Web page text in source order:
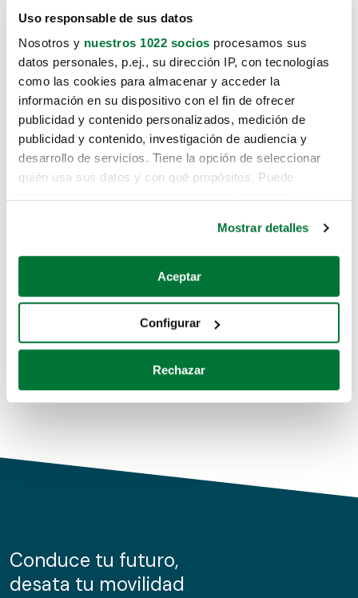
Uso responsable de sus datos
Nosotros y nuestros 1022 socios procesamos sus
datos personales, p.ej., su dirección IP, con tecnologías
como las cookies para almacenar y acceder la
información en su dispositivo con el fin de ofrecer
publicidad y contenido personalizados, medición de
publicidad y contenido, investigación de audiencia y
desarrollo de servicios. Tiene la opción de seleccionar
quién usa sus datos y con qué propósitos. Puede
Si lo permite, también quisiéramos:
Recopilar información sobre su ubicación geográfica
Identificar su dispositivo analizándolo activamente
para buscar características específicas (huellas
Obtenga más información sobre cómo se procesan sus
de cookies.
información sobre el uso que haga del sitio web con
nuestros partners de redes sociales, publicidad y análisis
Mostrar detalles
Aceptar
Configurar
Rechazar
Lo sentimos, no sabemos como
te hemos traido hasta aquí.
Pero puedes encontrar el coche que estás
buscando en alguno de estos enlaces:
Coches de segunda mano
Coches de km0
Conduce tu futuro,
desata tu movilidad